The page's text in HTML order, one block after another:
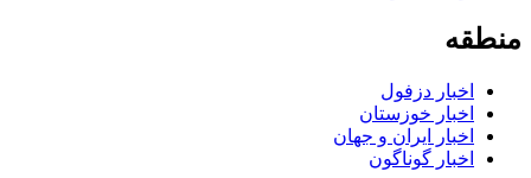
اخبار دزفول
اخبار خوزستان
اخبار ایران و جهان
اخبار گوناگون